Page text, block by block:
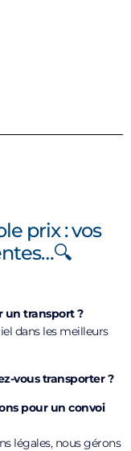
prix : vos
un transport ?
dans les meilleurs
vous transporter ?
pour un convoi
légales, nous gérons